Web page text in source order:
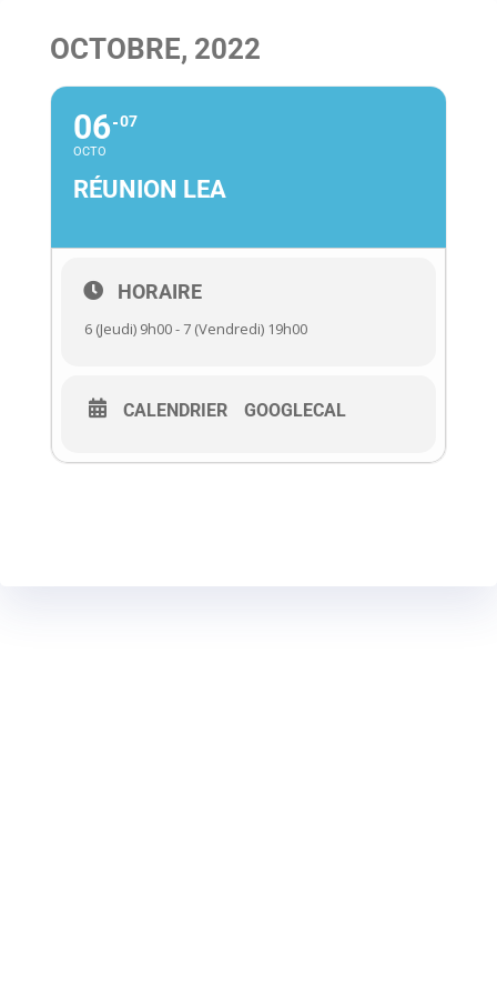
OCTOBRE, 2022
06
OCTO
07
RÉUNION LEA
HORAIRE
6 (Jeudi) 9h00 - 7 (Vendredi) 19h00
CALENDRIER GOOGLECAL